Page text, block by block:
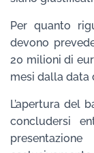
Per quanto
devono
20 milioni di
mesi dalla data
L’apertura del
concludersi